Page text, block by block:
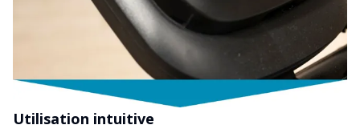
Utilisation intuitive